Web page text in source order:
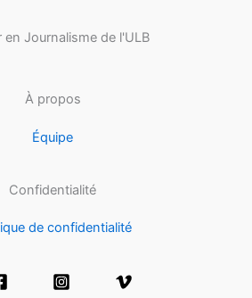
en Journalisme de l'ULB
À propos
Équipe
Confidentialité
de confidentialité